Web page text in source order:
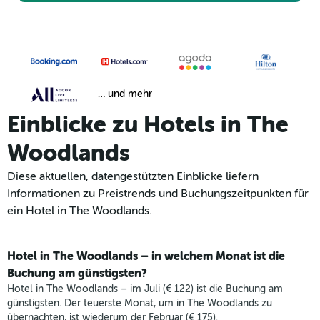
… und mehr
Einblicke zu Hotels in The
Woodlands
Diese aktuellen, datengestützten Einblicke liefern
Informationen zu Preistrends und Buchungszeitpunkten für
ein Hotel in The Woodlands.
Hotel in The Woodlands – in welchem Monat ist die
Buchung am günstigsten?
Hotel in The Woodlands – im Juli (€ 122) ist die Buchung am
günstigsten. Der teuerste Monat, um in The Woodlands zu
übernachten, ist wiederum der Februar (€ 175).